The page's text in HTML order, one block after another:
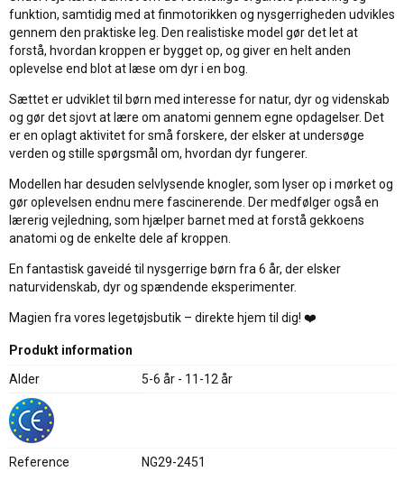
funktion, samtidig med at finmotorikken og nysgerrigheden udvikles
gennem den praktiske leg. Den realistiske model gør det let at
forstå, hvordan kroppen er bygget op, og giver en helt anden
oplevelse end blot at læse om dyr i en bog.
Sættet er udviklet til børn med interesse for natur, dyr og videnskab
og gør det sjovt at lære om anatomi gennem egne opdagelser. Det
er en oplagt aktivitet for små forskere, der elsker at undersøge
verden og stille spørgsmål om, hvordan dyr fungerer.
Modellen har desuden selvlysende knogler, som lyser op i mørket og
gør oplevelsen endnu mere fascinerende. Der medfølger også en
lærerig vejledning, som hjælper barnet med at forstå gekkoens
anatomi og de enkelte dele af kroppen.
En fantastisk gaveidé til nysgerrige børn fra 6 år, der elsker
naturvidenskab, dyr og spændende eksperimenter.
Magien fra vores legetøjsbutik – direkte hjem til dig! ❤️
Produkt information
Alder
5-6 år - 11-12 år
Reference
NG29-2451